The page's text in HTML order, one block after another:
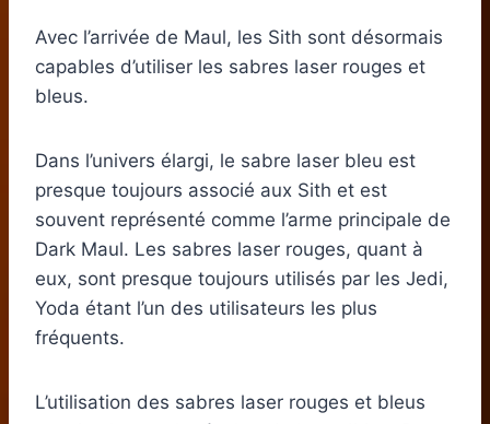
Avec l’arrivée de Maul, les Sith sont désormais
capables d’utiliser les sabres laser rouges et
bleus.
Dans l’univers élargi, le sabre laser bleu est
presque toujours associé aux Sith et est
souvent représenté comme l’arme principale de
Dark Maul. Les sabres laser rouges, quant à
eux, sont presque toujours utilisés par les Jedi,
Yoda étant l’un des utilisateurs les plus
fréquents.
L’utilisation des sabres laser rouges et bleus